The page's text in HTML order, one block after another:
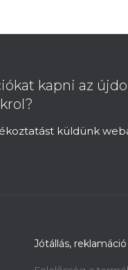
kapni az
küldünk
Jótállás,